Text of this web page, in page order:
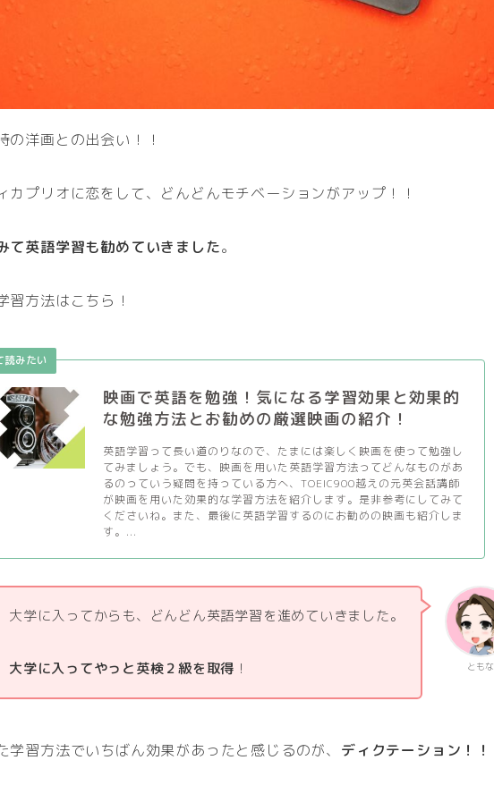
の洋画との出会い！！
カプリオに恋をして、どんどんモチベーションがアップ！！
て英語学習も勧めていきました。
習方法はこちら！
映画で英語を勉強！気になる学習効果と効果的
な勉強方法とお勧めの厳選映画の紹介！
英語学習って長い道のりなので、たまには楽しく映画を使って勉強し
てみましょう。でも、映画を用いた英語学習方法ってどんなものがあ
るのっていう疑問を持っている方へ、TOEIC900越えの元英会話講師
が映画を用いた効果的な学習方法を紹介します。是非参考にしてみて
くださいね。また、最後に英語学習するのにお勧めの映画も紹介しま
す。...
ともな
大学に入ってからも、どんどん英語学習を進めていきました。
大学に入ってやっと英検２級を取得 ！
学習方法でいちばん効果があったと感じるのが、 ディクテーション！！